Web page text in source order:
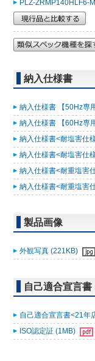
PLZ-ZRMP140HLF6-M
納入仕様書
納入仕様書 【50Hz専
納入仕様書 【60Hz専
納入仕様書<耐塩害仕
納入仕様書<耐塩害仕
納入仕様書<耐重塩害
納入仕様書<耐重塩害
製品画像
外観写真 (221KB)
自己適合宣言書
自己適合宣言書<21年
ISO認定証 (1MB)